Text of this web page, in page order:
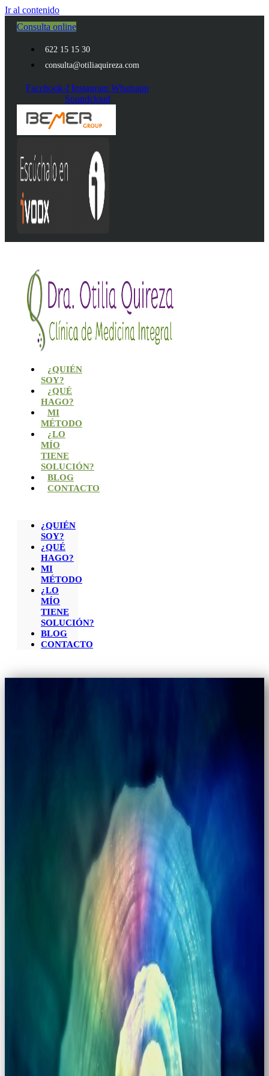
Ir al contenido
Consulta online
622 15 15 30
consulta@otiliaquireza.com
Facebook-f Instagram Whatsapp
Soundcloud
¿QUIÉN
SOY?
¿QUÉ
HAGO?
MI
MÉTODO
¿LO
MÍO
TIENE
SOLUCIÓN?
BLOG
CONTACTO
¿QUIÉN
SOY?
¿QUÉ
HAGO?
MI
MÉTODO
¿LO
MÍO
TIENE
SOLUCIÓN?
BLOG
CONTACTO